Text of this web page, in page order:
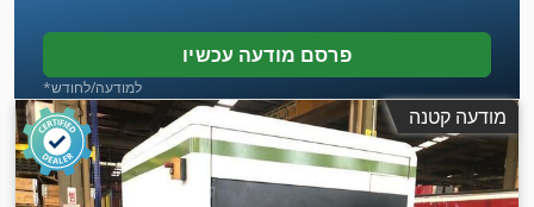
פרסם מודעה עכשיו
*למודעה/לחודש
מודעה קטנה